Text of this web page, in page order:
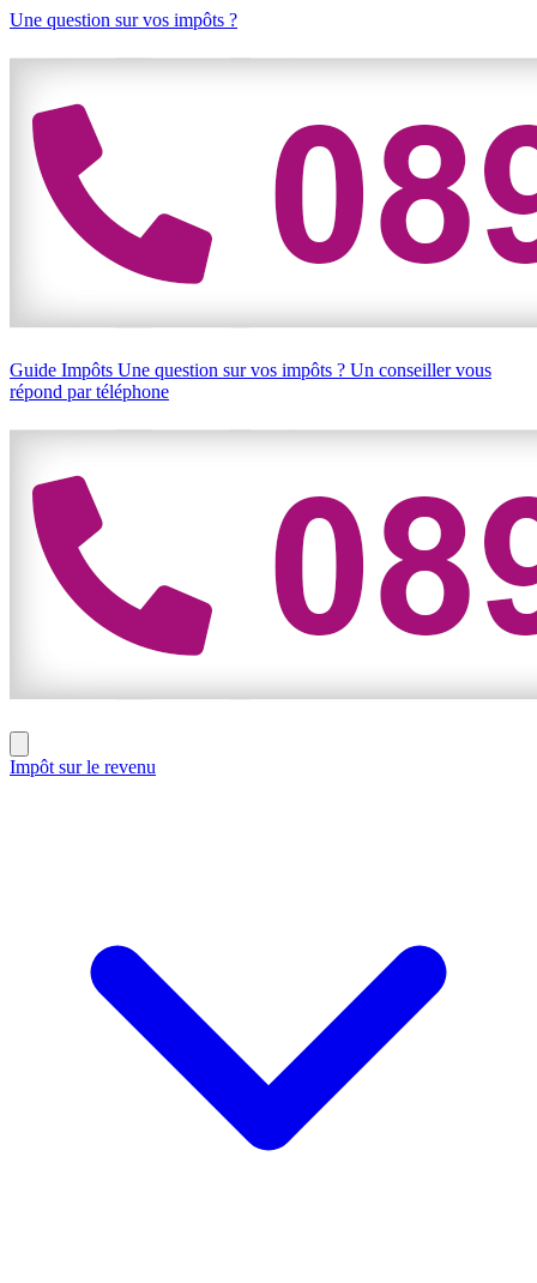
Une question sur vos impôts ?
Guide Impôts Une question sur vos impôts ? Un conseiller vous
répond par téléphone
Impôt sur le revenu